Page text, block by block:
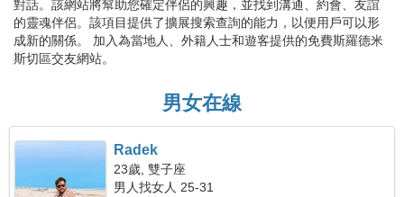
對話。該網站將幫助您確定伴侶的興趣，並找到溝通、約會、友誼
的靈魂伴侶。該項目提供了擴展搜索查詢的能力，以便用戶可以形
成新的關係。 加入為當地人、外籍人士和遊客提供的免費斯羅德米
斯切區交友網站。
男女在線
Radek
23歲, 雙子座
男人找女人 25-31